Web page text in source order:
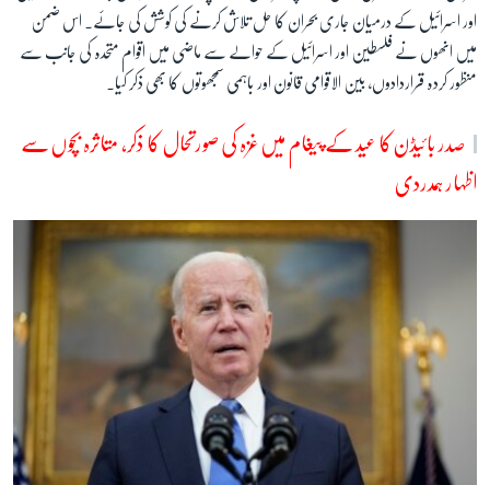
اور اسرائیل کے درمیان جاری بحران کا حل تلاش کرنے کی کوشش کی جائے۔ اس ضمن
میں انھوں نے فلسطین اور اسرائیل کے حوالے سے ماضی میں اقوام متحدہ کی جانب سے
منظور کردہ قراردادوں، بین الاقوامی قانون اور باہمی سمجھوتوں کا بھی ذکر کیا۔
صدر بائیڈن کا عید کے پیغام میں غزہ کی صورتحال کا ذکر، متاثرہ بچوں سے
اظہار ہمدردی